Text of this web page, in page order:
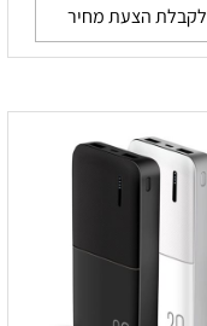
לקבלת הצעת מחיר